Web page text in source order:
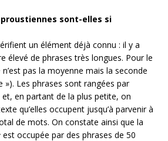
sont-elles si
un élément déjà connu : il y a
élevé de phrases très longues. Pour le
pas la moyenne mais la seconde
»). Les phrases sont rangées par
en partant de la plus petite, on
qu’elles occupent jusqu’à parvenir à
de mots. On constate ainsi que la
est occupée par des phrases de 50